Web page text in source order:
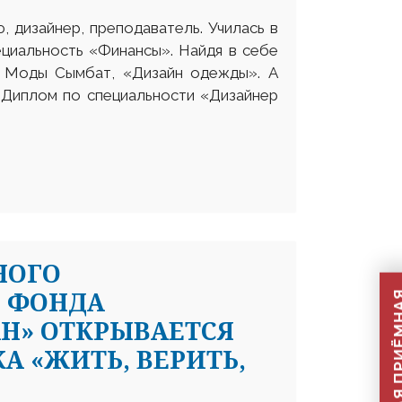
преподаватель. Училась в
«Финансы». Найдя в себе
Моды Сымбат, «Дизайн одежды». А
по специальности «Дизайнер
ФОНДА
ОТКРЫВАЕТСЯ
«ЖИТЬ, ВЕРИТЬ,